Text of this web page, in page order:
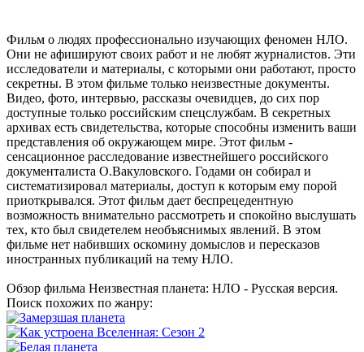
Фильм о людях профессионально изучающих феномен НЛО.
Они не афишируют своих работ и не любят журналистов. Эти
исследователи и материалы, с которыми они работают, просто
секретны. В этом фильме только неизвестные документы.
Видео, фото, интервью, рассказы очевидцев, до сих пор
доступные только российским спецслужбам. В секретных
архивах есть свидетельства, которые способны изменить ваши
представления об окружающем мире. Этот фильм -
сенсационное расследование известнейшего российского
документалиста О.Вакуловского. Годами он собирал и
систематизировал материалы, доступ к которым ему порой
приоткрывался. Этот фильм дает беспрецедентную
возможность внимательно рассмотреть и спокойно выслушать
тех, кто был свидетелем необъяснимых явлений. В этом
фильме нет набивших оскомину домыслов и пересказов
иностранных публикаций на тему НЛО.
Обзор фильма Неизвестная планета: НЛО - Русская версия.
Поиск похожих по жанру: